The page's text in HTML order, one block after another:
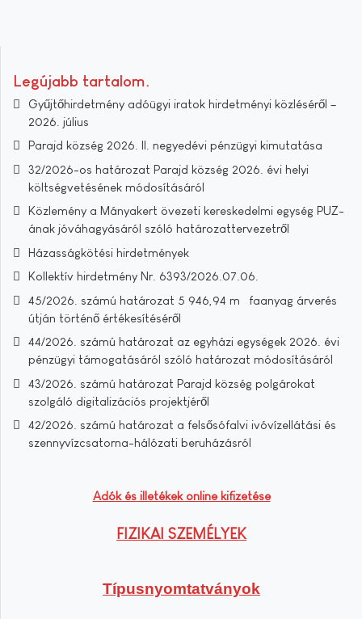
Legújabb tartalom
Gyűjtőhirdetmény adóügyi iratok hirdetményi közléséről –
2026. július
Parajd község 2026. II. negyedévi pénzügyi kimutatása
32/2026-os határozat Parajd község 2026. évi helyi
költségvetésének módosításáról
Közlemény a Mányakert övezeti kereskedelmi egység PUZ-
ának jóváhagyásáról szóló határozattervezetről
Házasságkötési hirdetmények
Kollektív hirdetmény Nr. 6393/2026.07.06.
45/2026. számú határozat 5 946,94 m³ faanyag árverés
útján történő értékesítéséről
44/2026. számú határozat az egyházi egységek 2026. évi
pénzügyi támogatásáról szóló határozat módosításáról
43/2026. számú határozat Parajd község polgárokat
szolgáló digitalizációs projektjéről
42/2026. számú határozat a felsősófalvi ivóvízellátási és
szennyvízcsatorna-hálózati beruházásról
Adók és illetékek online kifizetése
FIZIKAI SZEMÉLYEK
Típusnyomtatványok